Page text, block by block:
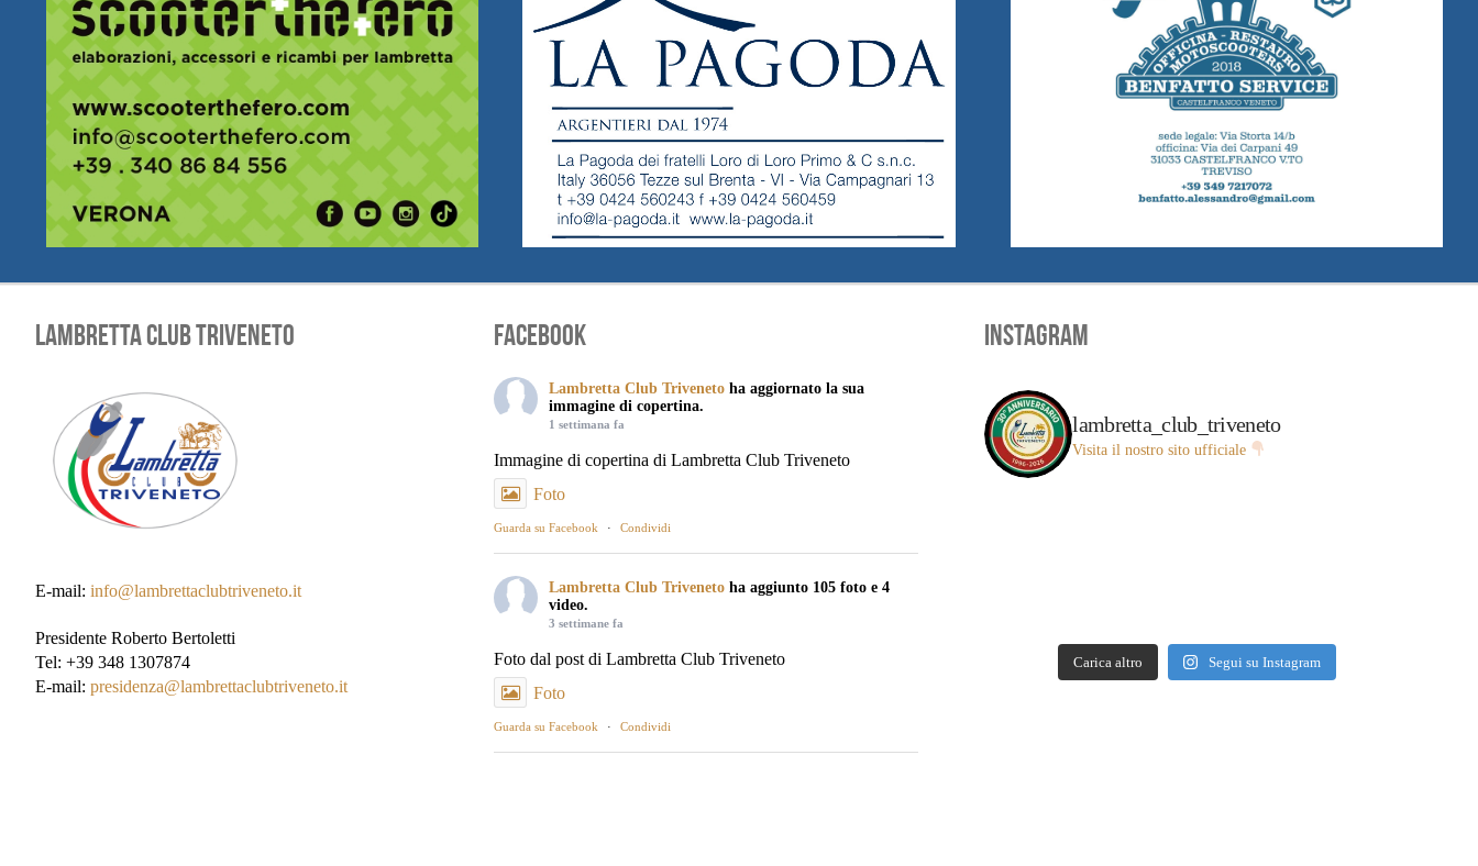
LAMBRETTA CLUB TRIVENETO
E-mail: info@lambrettaclubtriveneto.it
Presidente Roberto Bertoletti
Tel: +39 348 1307874
E-mail: presidenza@lambrettaclubtriveneto.it
FACEBOOK
Lambretta Club Triveneto ha aggiornato la sua
immagine di copertina.
1 settimana fa
Immagine di copertina di Lambretta Club Triveneto
Foto
Guarda su Facebook · Condividi
Lambretta Club Triveneto ha aggiunto 105 foto e 4
video.
3 settimane fa
Foto dal post di Lambretta Club Triveneto
Foto
Guarda su Facebook · Condividi
INSTAGRAM
lambretta_club_triveneto
Visita il nostro sito ufficiale
Carica altro Segui su Instagram